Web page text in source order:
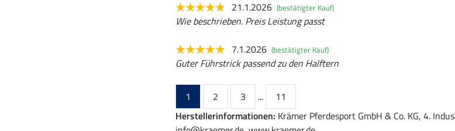
21.1.2026 (bestätigter Kauf)
Wie beschrieben. Preis Leistung passt
7.1.2026 (bestätigter Kauf)
Guter Führstrick passend zu den Halftern
1 2 3 ...
11
Herstellerinformationen: Krämer Pferdesport GmbH & Co. KG, 4.